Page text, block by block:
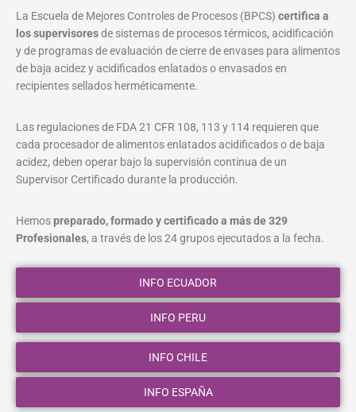
La Escuela de Mejores Controles de Procesos (BPCS) certifica a
los supervisoresde sistemas de procesos térmicos, acidificación
y de programas de evaluación de cierre de envases para alimentos
de baja acidez y acidificados enlatados o envasados en
recipientes sellados herméticamente.
Las regulaciones de FDA 21 CFR 108, 113 y 114 requieren que
cada procesador de alimentos enlatados acidificados o de baja
acidez, deben operar bajo la supervisión continua de un
Supervisor Certificado durante la producción.
Hemospreparado, formado y certificado a más de 329
Profesionales, a través de los 24 grupos ejecutados a la fecha.
INFO ECUADOR
INFO PERU
INFO CHILE
INFO ESPAÑA